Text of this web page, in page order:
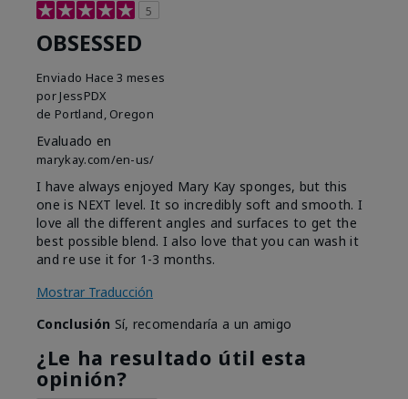
5
OBSESSED
Enviado Hace 3 meses
por JessPDX
de Portland, Oregon
Evaluado en
marykay.com/en-us/
I have always enjoyed Mary Kay sponges, but this
one is NEXT level. It so incredibly soft and smooth. I
love all the different angles and surfaces to get the
best possible blend. I also love that you can wash it
and re use it for 1-3 months.
Mostrar Traducción
Conclusión Sí, recomendaría a un amigo
¿Le ha resultado útil esta
opinión?